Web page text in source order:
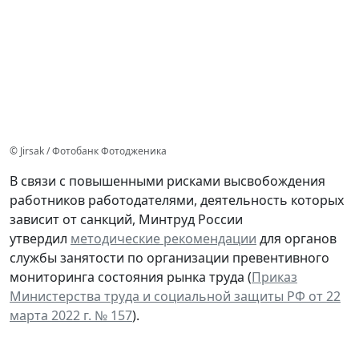
© Jirsak / Фотобанк Фотодженика
В связи с повышенными рисками высвобождения
работников работодателями, деятельность которых
зависит от санкций, Минтруд России
утвердил методические рекомендации для органов
службы занятости по организации превентивного
мониторинга состояния рынка труда (Приказ
Министерства труда и социальной защиты РФ от 22
марта 2022 г. № 157).